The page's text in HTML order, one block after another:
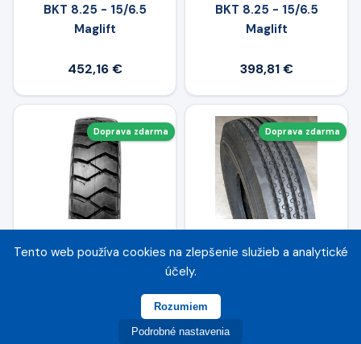
BKT 8.25 - 15/6.5
Maglift
452,16 €
BKT 8.25 - 15/6.5
Maglift
398,81 €
Doprava zdarma
BKT 8.25 - 15 PL 801
Doprava zdarma
WINDPOWER 8.25 R 15
143/141G(141/140J) TT
Tento web používa cookies na zlepšenie služieb a analytické
účely.
Rozumiem
Podrobné nastavenia